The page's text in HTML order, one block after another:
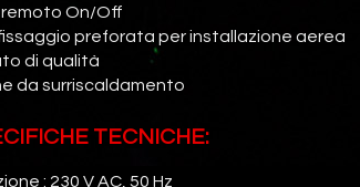
On/Off
preforata per installazione aerea
di qualità
da surriscaldamento
TECNICHE:
: 230 V AC, 50 Hz